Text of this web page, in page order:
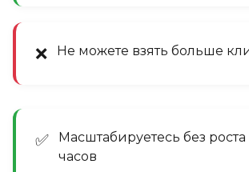
❌ Не можете взять больше
✅
Масштабируетесь без
часов